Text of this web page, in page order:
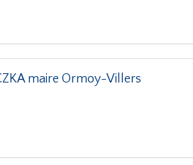
maire Ormoy-Villers